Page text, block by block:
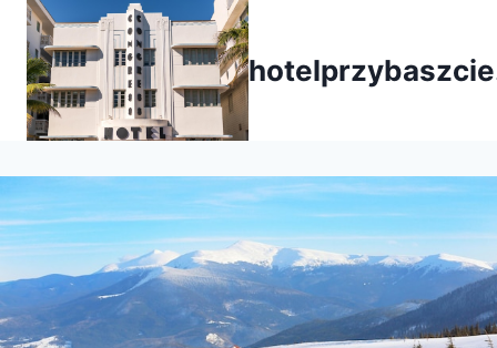
Przejdź
treści